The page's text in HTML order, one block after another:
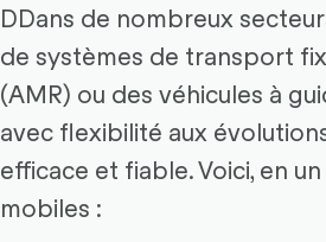
DDans de nombreux
de systèmes de transport
(AMR) ou des véhicules à
avec flexibilité aux
efficace et fiable. Voici, en
mobiles :